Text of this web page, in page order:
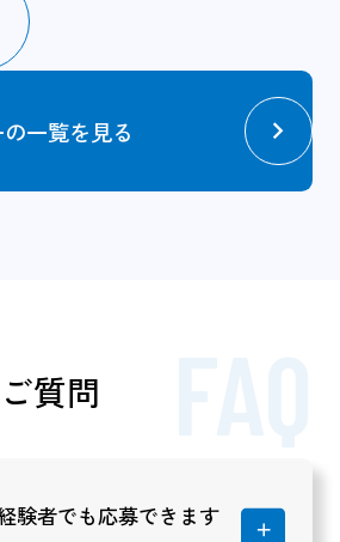
一覧を見る
質問
験者でも応募できます